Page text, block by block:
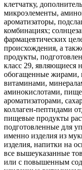
клетчатку,
микроэлементы,
ароматизаторы,
комбинациях;
фармацевтических
происхождения, а
продукты,
класс 29, являющиеся
обогащенные жирами,
витаминами,
аминокислотами,
ароматизаторами,
коллаген-пептидами
пищевые продукты
подготовленные для
именно изделия из
изделия, напитки на
все вышеуказанные
или с повышенным